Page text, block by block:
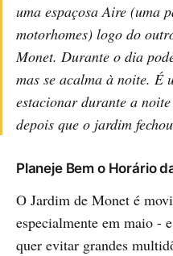
uma espaçosa Aire (uma
motorhomes) logo do
Monet. Durante o dia
mas se acalma à noite. É
estacionar durante a
depois que o jardim
Planeje Bem o Horário
O Jardim de Monet é
especialmente em maio -
quer evitar grandes